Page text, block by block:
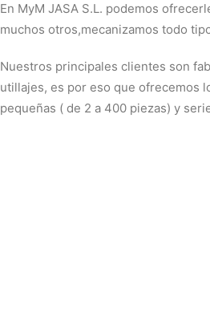
En MyM JASA S.L. podemos
muchos otros,mecanizamos todo
Nuestros principales clientes son
utillajes, es por eso que ofrecemos
pequeñas ( de 2 a 400 piezas) y